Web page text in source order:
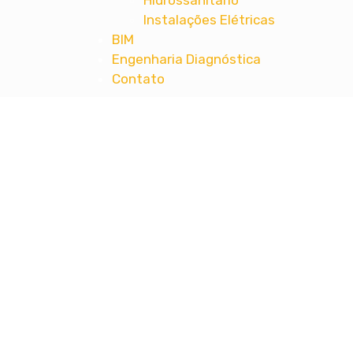
Instalações Elétricas
BIM
Engenharia Diagnóstica
Contato